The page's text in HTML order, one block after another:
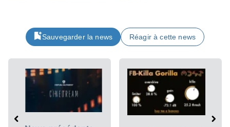
Sauvegarder la news Réagir à cette news